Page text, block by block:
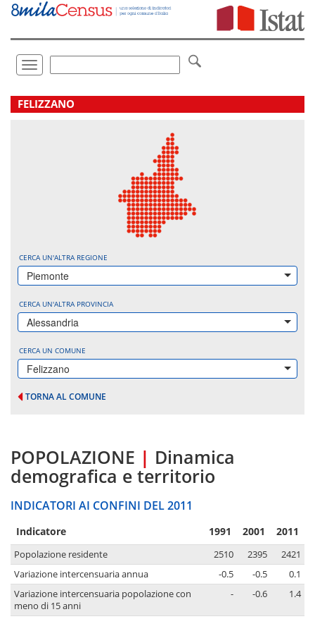
Vai
direttamente
Toggle
navigation
.
FELIZZANO
CERCA UN'ALTRA REGIONE
Piemonte
CERCA UN'ALTRA PROVINCIA
Alessandria
CERCA UN COMUNE
Felizzano
TORNA AL COMUNE
POPOLAZIONE | Dinamica
demografica e territorio
INDICATORI AI CONFINI DEL 2011
Indicatore 1991 2001 2011
Popolazione residente 2510 2395
2421
Variazione intercensuaria annua
-0.5 -0.5
0.1
Variazione intercensuaria popolazione con
meno di 15 anni
- -0.6 1.4